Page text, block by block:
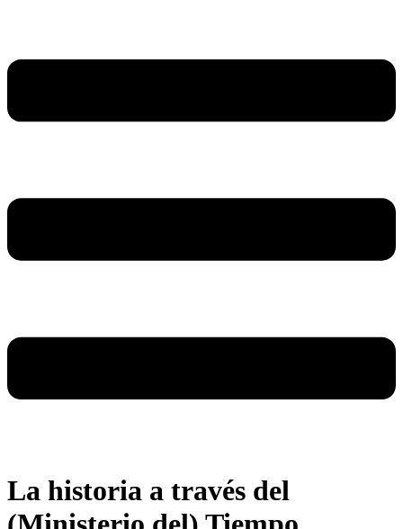
La historia a través del